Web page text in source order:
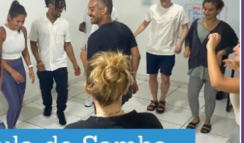
Quando acontece?
Toda quarta-feira.
Saiba Mais